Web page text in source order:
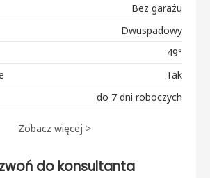
Bez garażu
Dwuspadowy
49°
Tak
do 7 dni roboczych
Zobacz więcej >
do konsultanta